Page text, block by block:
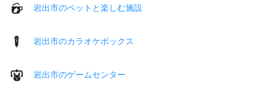
岩出市のペットと楽しむ施設
岩出市のカラオケボックス
岩出市のゲームセンター